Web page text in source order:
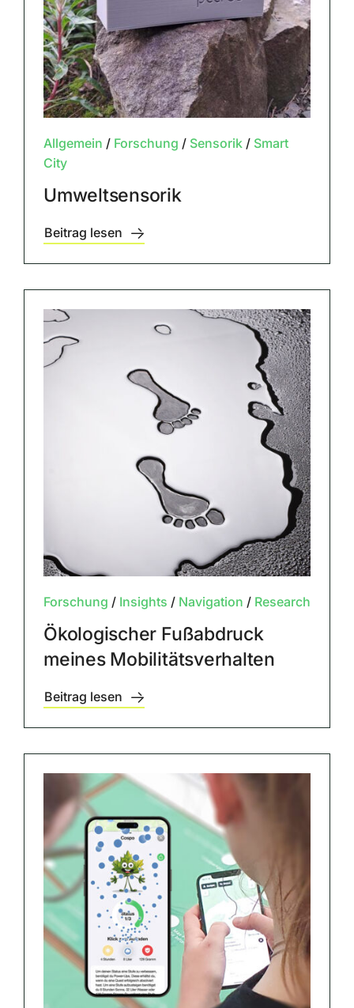
Allgemein / Forschung / Sensorik/ Smart
City
Umweltsensorik
Beitrag lesen
Forschung / Insights / Navigation / Research
Ökologischer Fußabdruck
meines Mobilitätsverhalten
Beitrag lesen